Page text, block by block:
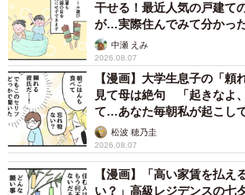
驚いたあさのさんは「なんでですか？
すが、先輩は「えーだって、あの子いつ
なやつと飲みたくないし」とサラッと返
きます。後ろ姿を見送りながら、「そん
みんなで飲みましょうよ」と言えなかっ
に引っかかっています。
干せる！最近人気の戸建
が…実際住んでみて分かっ
中瀬 えみ
2026.08.07
【漫画】大学生息子の「頼
見て母は絶句 「起きなよ
て…あなた毎朝私が起こし
松波 穂乃圭
2026.08.07
【漫画】「高い家賃を払え
い？」高級レジデンスの七